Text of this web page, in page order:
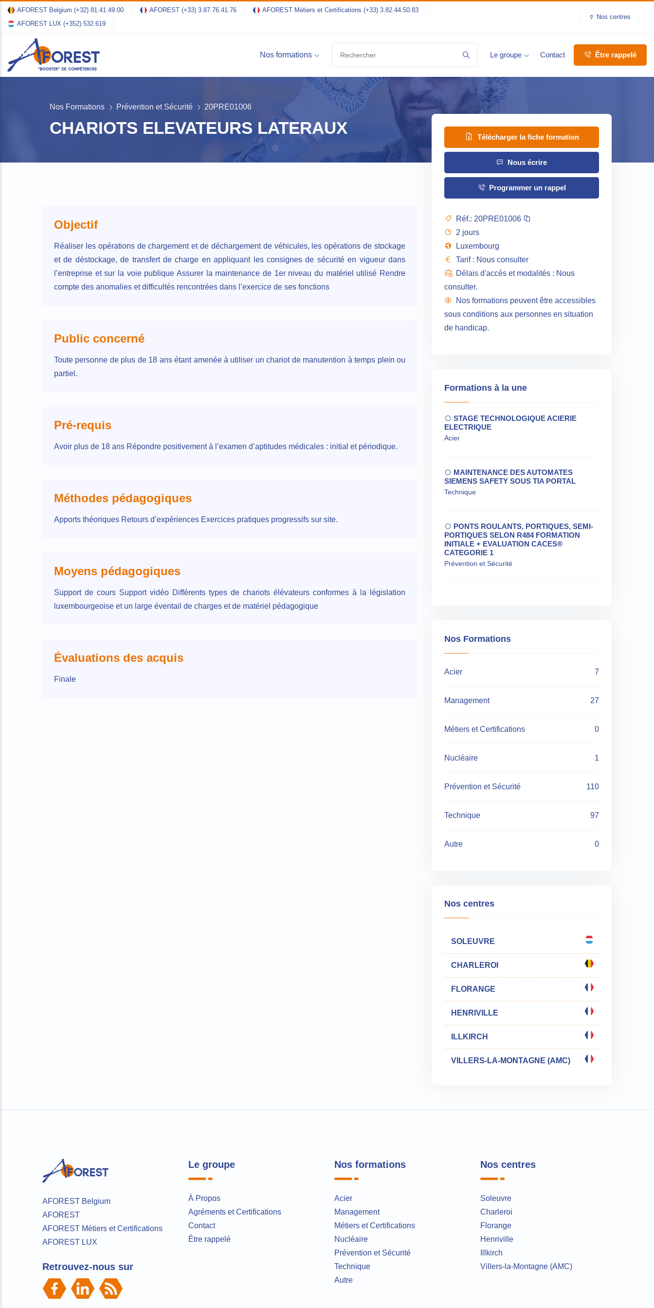
AFOREST Belgium (+32) 81.41.49.00 AFOREST (+33) 3.87.76.41.76 AFOREST Métiers et Certifications (+33) 3.82.44.50.83
AFOREST LUX (+352) 532.619
Nos centres
Nos formations Le groupe Contact Être rappelé
Nos Formations Prévention et Sécurité 20PRE01006
CHARIOTS ELEVATEURS LATERAUX
Objectif
Réaliser les opérations de chargement et de déchargement de véhicules, les opérations de stockage
et de déstockage, de transfert de charge en appliquant les consignes de sécurité en vigueur dans
l’entreprise et sur la voie publique Assurer la maintenance de 1er niveau du matériel utilisé Rendre
compte des anomalies et difficultés rencontrées dans l’exercice de ses fonctions
Public concerné
Toute personne de plus de 18 ans étant amenée à utiliser un chariot de manutention à temps plein ou
partiel.
Pré-requis
Avoir plus de 18 ans Répondre positivement à l’examen d’aptitudes médicales : initial et périodique.
Méthodes pédagogiques
Apports théoriques Retours d’expériences Exercices pratiques progressifs sur site.
Moyens pédagogiques
Support de cours Support vidéo Différents types de chariots élévateurs conformes à la législation
luxembourgeoise et un large éventail de charges et de matériel pédagogique
Évaluations des acquis
Finale
Télécharger la fiche formation
Nous écrire
Programmer un rappel
Réf.: 20PRE01006
2 jours
Luxembourg
Tarif : Nous consulter
Délais d'accès et modalités : Nous
consulter.
Nos formations peuvent être accessibles
sous conditions aux personnes en situation
de handicap.
Formations à la une
STAGE TECHNOLOGIQUE ACIERIE
ELECTRIQUE
Acier
MAINTENANCE DES AUTOMATES
SIEMENS SAFETY SOUS TIA PORTAL
Technique
PONTS ROULANTS, PORTIQUES, SEMI-
PORTIQUES SELON R484 FORMATION
INITIALE + EVALUATION CACES®
CATEGORIE 1
Prévention et Sécurité
Nos Formations
Acier 7
Management 27
Métiers et Certifications 0
Nucléaire 1
Prévention et Sécurité 110
Technique 97
Autre 0
Nos centres
SOLEUVRE
CHARLEROI
FLORANGE
HENRIVILLE
ILLKIRCH
VILLERS-LA-MONTAGNE (AMC)
AFOREST Belgium
AFOREST
AFOREST Métiers et Certifications
AFOREST LUX
Retrouvez-nous sur
Le groupe
À Propos
Agréments et Certifications
Contact
Être rappelé
Nos formations
Acier
Management
Métiers et Certifications
Nucléaire
Prévention et Sécurité
Technique
Autre
Nos centres
Soleuvre
Charleroi
Florange
Henriville
Illkirch
Villers-la-Montagne (AMC)